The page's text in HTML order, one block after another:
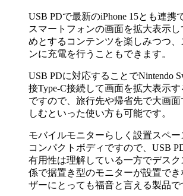
USB PDで最新のiPhone 15とも連携
スマートフォンの画面を拡大表示し
めとするコンテンツを楽しみつつ、
ンに充電を行うこともできます。
USB PDに対応することでNintendo
接Type-C接続して画面を拡大表示
ですので、旅行先や帰省先で大画
しむといった使い方も可能です。
モバイルモニターらしく設置スペ
コンパクトボディですので、USB
有用性は理解している一方でデスク
係で据置き型のモニターが設置で
ザーにとっても福音と言える製品で